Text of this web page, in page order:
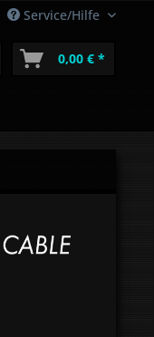
Service/Hilfe
0,00 € *